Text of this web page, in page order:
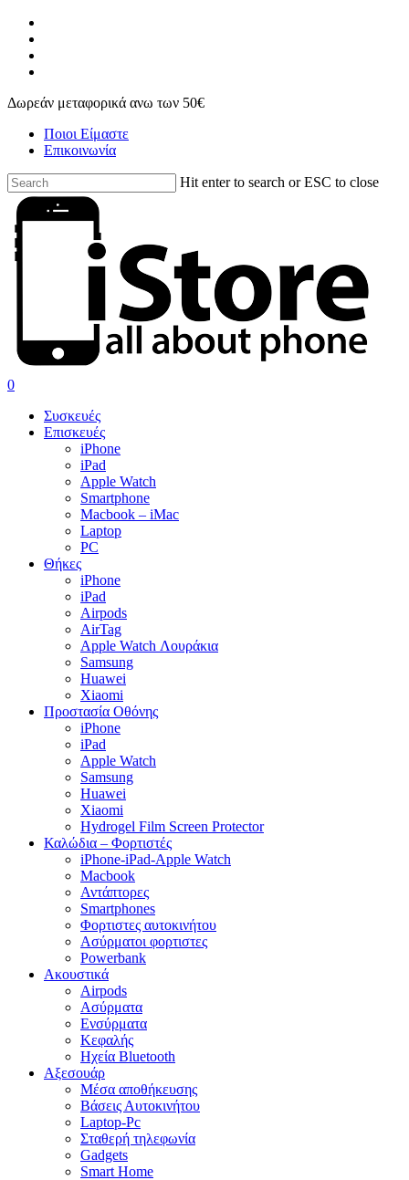
Skip
main
content
Δωρεάν μεταφορικά ανω των 50€
Ποιοι Είμαστε
Επικοινωνία
Hit enter to search or ESC to close
Close
Search
search
account
0
Συσκευές
Επισκευές
iPhone
iPad
Apple Watch
Smartphone
Macbook – iMac
Laptop
PC
Θήκες
iPhone
iPad
Airpods
AirTag
Apple Watch Λουράκια
Samsung
Huawei
Xiaomi
Προστασία Οθόνης
iPhone
iPad
Apple Watch
Samsung
Huawei
Xiaomi
Hydrogel Film Screen Protector
Καλώδια – Φορτιστές
iPhone-iPad-Apple Watch
Macbook
Αντάπτορες
Smartphones
Φορτιστες αυτοκινήτου
Ασύρματοι φορτιστες
Powerbank
Ακουστικά
Airpods
Ασύρματα
Ενσύρματα
Κεφαλής
Ηχεία Bluetooth
Αξεσουάρ
Μέσα αποθήκευσης
Βάσεις Αυτοκινήτου
Laptop-Pc
Σταθερή τηλεφωνία
Gadgets
Smart Home